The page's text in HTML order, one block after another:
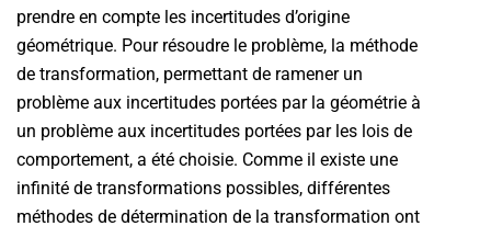
prendre en compte les incertitudes d’origine
géométrique. Pour résoudre le problème, la méthode
de transformation, permettant de ramener un
problème aux incertitudes portées par la géométrie à
un problème aux incertitudes portées par les lois de
comportement, a été choisie. Comme il existe une
infinité de transformations possibles, différentes
méthodes de détermination de la transformation ont